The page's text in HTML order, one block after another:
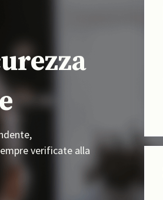
verificate alla